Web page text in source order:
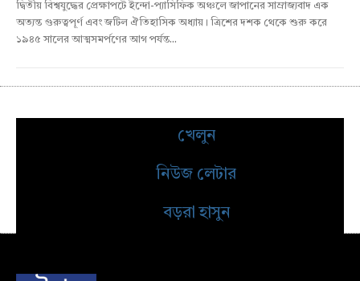
দ্বিতীয় বিশ্বযুদ্ধের প্রেক্ষাপটে ইন্দো-প্যাসিফিক অঞ্চলে জাপানের সাম্রাজ্যবাদ এক
অত্যন্ত গুরুত্বপূর্ণ এবং জটিল ঐতিহাসিক অধ্যায়। ত্রিশের দশক থেকে শুরু করে
১৯৪৫ সালের আত্মসমর্পণের আগ পর্যন্ত...
খেলুন
নিউজ লেটার
বড়রা হাসুন